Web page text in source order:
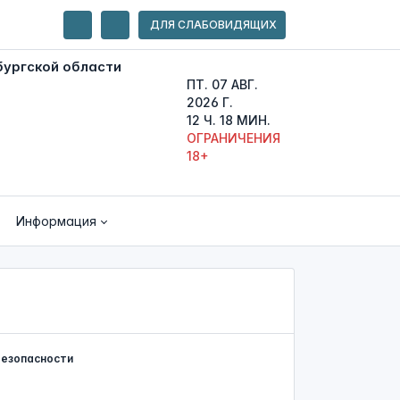
ДЛЯ СЛАБОВИДЯЩИХ
ПТ. 07 АВГ.
2026 Г.
12 Ч. 18 МИН.
ОГРАНИЧЕНИЯ
18+
Информация